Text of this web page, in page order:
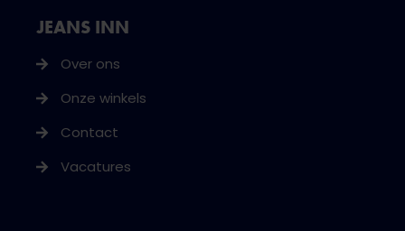
JEANS INN
Over ons
Onze winkels
Contact
Vacatures